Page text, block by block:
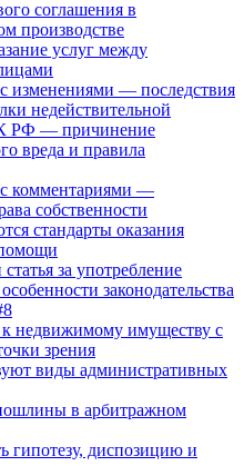
соглашения в
производстве
услуг между
изменениями — последствия
недействительной
РФ — причинение
вреда и правила
комментариями —
собственности
стандарты оказания
за употребление
законодательства
к недвижимому имуществу с
зрения
виды административных
в арбитражном
гипотезу, диспозицию и